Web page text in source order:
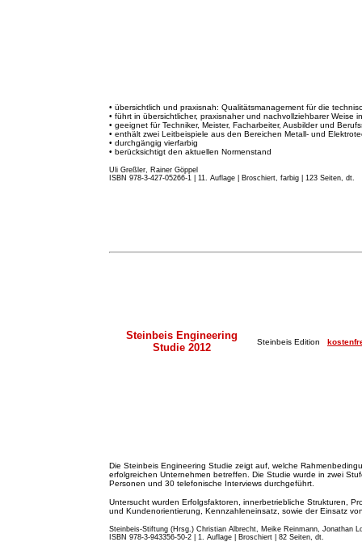
• übersichtlich und praxisnah: Qualitätsmanagement für die
• führt in übersichtlicher, praxisnaher und nachvollziehbarer Weise
• geeignet für Techniker, Meister, Facharbeiter, Ausbilder und
• enthält zwei Leitbeispiele aus den Bereichen Metall- und
• durchgängig vierfarbig
• berücksichtigt den aktuellen Normenstand
Uli Greßler, Rainer Göppel
ISBN 978-3-427-05266-1 | 11. Auflage
Broschiert, farbig | 123 Seiten, dt.
Steinbeis Engineering
Studie 2012
Steinbeis Edition
Die Steinbeis Engineering Studie zeigt auf, welche
erfolgreichen Unternehmen betreffen. Die Studie wurde in zwei
Personen und 30 telefonische Interviews durchgeführt.
Untersucht wurden Erfolgsfaktoren, innerbetriebliche Strukturen,
und Kundenorientierung, Kennzahleneinsatz, sowie der Einsatz
Steinbeis-Stiftung (Hrsg.) Christian Albrecht, Meike Reinmann, Jonathan
ISBN 978-3-943356-50-2 | 1. Auflage | Broschiert | 82 Seiten, dt.